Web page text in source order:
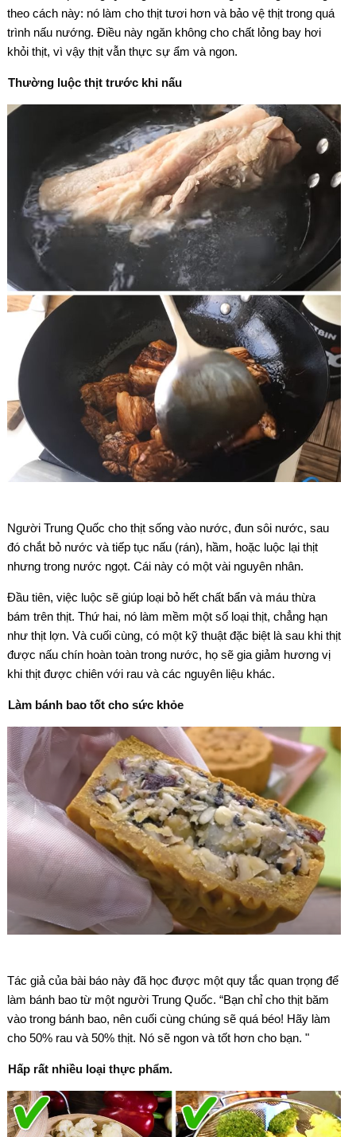
theo cách này: nó làm cho thịt tươi hơn và bảo vệ thịt trong quá
trình nấu nướng. Điều này ngăn không cho chất lỏng bay hơi
khỏi thịt, vì vậy thịt vẫn thực sự ẩm và ngon.
Thường luộc thịt trước khi nấu
Người Trung Quốc cho thịt sống vào nước, đun sôi nước, sau
đó chắt bỏ nước và tiếp tục nấu (rán), hầm, hoặc luộc lại thịt
nhưng trong nước ngọt. Cái này có một vài nguyên nhân.
Đầu tiên, việc luộc sẽ giúp loại bỏ hết chất bẩn và máu thừa
bám trên thịt. Thứ hai, nó làm mềm một số loại thịt, chẳng hạn
như thịt lợn. Và cuối cùng, có một kỹ thuật đặc biệt là sau khi thịt
được nấu chín hoàn toàn trong nước, họ sẽ gia giảm hương vị
khi thịt được chiên với rau và các nguyên liệu khác.
Làm bánh bao tốt cho sức khỏe
Tác giả của bài báo này đã học được một quy tắc quan trọng để
làm bánh bao từ một người Trung Quốc. “Bạn chỉ cho thịt băm
vào trong bánh bao, nên cuối cùng chúng sẽ quá béo! Hãy làm
cho 50% rau và 50% thịt. Nó sẽ ngon và tốt hơn cho bạn. "
Hấp rất nhiều loại thực phẩm.